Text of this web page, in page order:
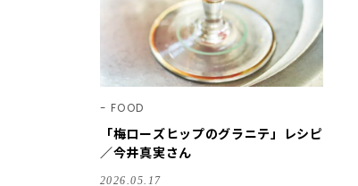
FOOD
「梅ローズヒップのグラニテ」レシピ
／今井真実さん
2026.05.17